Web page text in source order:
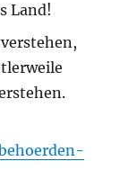
Land!